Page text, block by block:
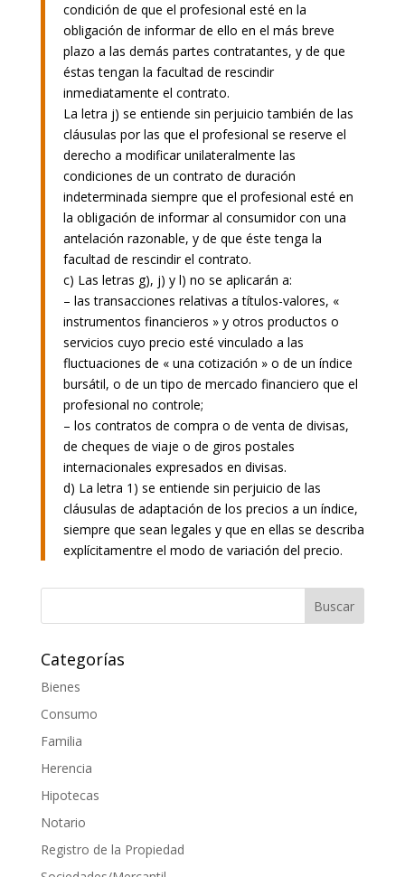
condición de que el profesional esté en la
obligación de informar de ello en el más breve
plazo a las demás partes contratantes, y de que
éstas tengan la facultad de rescindir
inmediatamente el contrato.
La letra j) se entiende sin perjuicio también de las
cláusulas por las que el profesional se reserve el
derecho a modificar unilateralmente las
condiciones de un contrato de duración
indeterminada siempre que el profesional esté en
la obligación de informar al consumidor con una
antelación razonable, y de que éste tenga la
facultad de rescindir el contrato.
c) Las letras g), j) y l) no se aplicarán a:
– las transacciones relativas a títulos-valores, «
instrumentos financieros » y otros productos o
servicios cuyo precio esté vinculado a las
fluctuaciones de « una cotización » o de un índice
bursátil, o de un tipo de mercado financiero que el
profesional no controle;
– los contratos de compra o de venta de divisas,
de cheques de viaje o de giros postales
internacionales expresados en divisas.
d) La letra 1) se entiende sin perjuicio de las
cláusulas de adaptación de los precios a un índice,
siempre que sean legales y que en ellas se describa
explícitamentre el modo de variación del precio.
Categorías
Bienes
Consumo
Familia
Herencia
Hipotecas
Notario
Registro de la Propiedad